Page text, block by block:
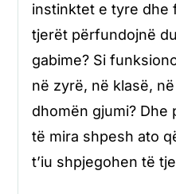
instinktet e tyre dhe
tjerët përfundojnë
gabime? Si
në zyrë, në klasë,
dhomën gjumi? Dhe
të mira shpesh ato
t’iu shpjegohen të